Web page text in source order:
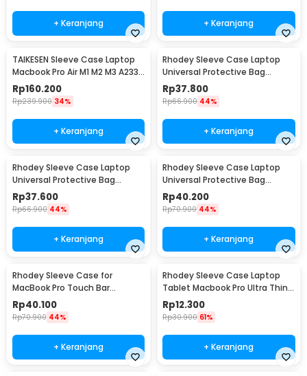
+ Keranjang + Keranjang
TAIKESEN Sleeve Case Laptop
Macbook Pro Air M1 M2 M3 A2337
A2338 13 Inch - PW42
Rp160.200
Rp239.900 34%
+ Keranjang
Rhodey Sleeve Case Laptop
Universal Protective Bag
Neoprene with Pouch 13 Inch -
AK03
Rp37.800
Rp66.900 44%
+ Keranjang
Rhodey Sleeve Case Laptop
Universal Protective Bag
Neoprene with Pouch 14 Inch -
AK03
Rp37.600
Rp66.900 44%
+ Keranjang
Rhodey Sleeve Case Laptop
Universal Protective Bag
Neoprene with Pouch 15 Inch -
AK03
Rp40.200
Rp70.900 44%
+ Keranjang
Rhodey Sleeve Case for
MacBook Pro Touch Bar
Neoprene with Pouch 15.6 Inch
- YG6005
Rp40.100
Rp70.900 44%
+ Keranjang
Rhodey Sleeve Case Laptop
Tablet Macbook Pro Ultra Thin
2mm 14 Inch - RE214
Rp12.300
Rp30.900 61%
+ Keranjang